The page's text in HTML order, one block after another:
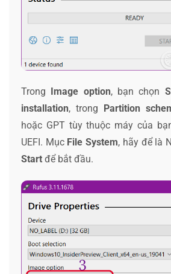
Trong Image option, bạn chọn
installation, trong Partition
hoặc GPT tùy thuộc máy của
UEFI. Mục File System, hãy để là
Start để bắt đầu.